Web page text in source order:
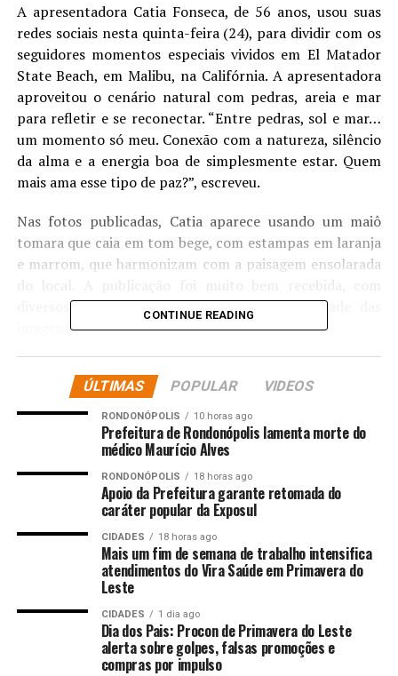
A apresentadora Catia Fonseca, de 56 anos, usou suas
redes sociais nesta quinta-feira (24), para dividir com os
seguidores momentos especiais vividos em El Matador
State Beach, em Malibu, na Califórnia. A apresentadora
aproveitou o cenário natural com pedras, areia e mar
para refletir e se reconectar. “Entre pedras, sol e mar…
um momento só meu. Conexão com a natureza, silêncio
da alma e a energia boa de simplesmente estar. Quem
mais ama esse tipo de paz?”, escreveu.
Nas fotos publicadas, Catia aparece usando um maiô
tomara que caia em tom bege, com estampas em laranja
e marrom, que harmonizam com a paisagem ensolarada
diversos elogios dos fãs ao clima de serenidade das
imagens.
disse uma admiradora. “Que lugar espetacular”, escreveu
outra. “Lugar lindo e você também, Catia”, acrescentou
uma fã. “Fotos maravilhosas”, completou mais uma
internauta. Confira cliques abaixo:
Comentários
RELATED TOPICS: ALMA CATIA CELEBRA
CURTE
ENTRETENIMENTO EUA
FONSECA
NOS PAZ PRAIA SILÊNCIO
UP NEXT
No dia do velório de Preta Gil, filho exibe homenagem e
foto comovente: ‘Despedida’
CONTINUE READING
ÚLTIMAS POPULAR VIDEOS
RONDONÓPOLIS 10 horas ago
Prefeitura de Rondonópolis lamenta morte do
médico Maurício Alves
RONDONÓPOLIS 18 horas ago
Apoio da Prefeitura garante retomada do
caráter popular da Exposul
CIDADES 18 horas ago
Mais um fim de semana de trabalho intensifica
atendimentos do Vira Saúde em Primavera do
Leste
CIDADES 1 dia ago
Dia dos Pais: Procon de Primavera do Leste
alerta sobre golpes, falsas promoções e
compras por impulso